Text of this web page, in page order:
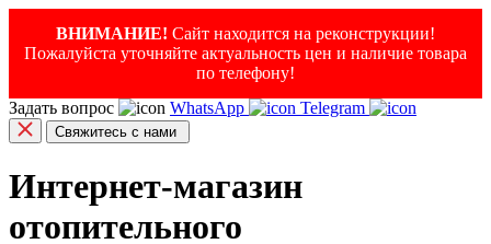
ВНИМАНИЕ! Сайт находится на реконструкции!
Пожалуйста уточняйте актуальность цен и наличие товара
по телефону!
Задать вопрос
WhatsApp Telegram
Свяжитесь с нами
Интернет-магазин
отопительного